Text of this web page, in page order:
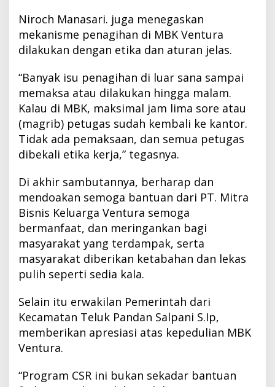
Niroch Manasari. juga menegaskan
mekanisme penagihan di MBK Ventura
dilakukan dengan etika dan aturan jelas.
“Banyak isu penagihan di luar sana sampai
memaksa atau dilakukan hingga malam.
Kalau di MBK, maksimal jam lima sore atau
(magrib) petugas sudah kembali ke kantor.
Tidak ada pemaksaan, dan semua petugas
dibekali etika kerja,” tegasnya.
Di akhir sambutannya, berharap dan
mendoakan semoga bantuan dari PT. Mitra
Bisnis Keluarga Ventura semoga
bermanfaat, dan meringankan bagi
masyarakat yang terdampak, serta
masyarakat diberikan ketabahan dan lekas
pulih seperti sedia kala.
Selain itu erwakilan Pemerintah dari
Kecamatan Teluk Pandan Salpani S.Ip,
memberikan apresiasi atas kepedulian MBK
Ventura.
“Program CSR ini bukan sekadar bantuan